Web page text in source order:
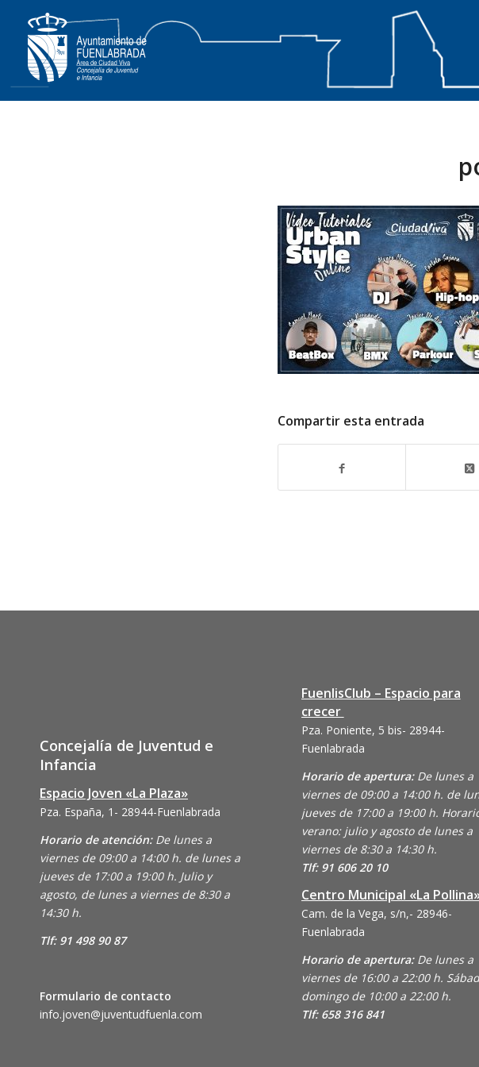
Compartir esta entrada
Concejalía de Juventud e
Infancia
Espacio Joven «La Plaza»
Pza. España, 1- 28944-Fuenlabrada
Horario de atención: De lunes a
viernes de 09:00 a 14:00 h. de lunes a
jueves de 17:00 a 19:00 h. Julio y
agosto, de lunes a viernes de 8:30 a
14:30 h.
Tlf: 91 498 90 87
Formulario de contacto
info.joven@juventudfuenla.com
FuenlisClub – Espacio para
crecer
Pza. Poniente, 5 bis- 28944-
Fuenlabrada
Horario de apertura:De lunes a
viernes de 09:00 a 14:00 h. de
jueves de 17:00 a 19:00 h.
verano: julio y agosto de lunes a
viernes de 8:30 a 14:30 h.
Tlf: 91 606 20 10
Centro Municipal «La
Cam. de la Vega, s/n,- 28946-
Fuenlabrada
Horario de apertura: De lunes a
viernes de 16:00 a 22:00 h.
domingo de 10:00 a 22:00 h.
Tlf: 658 316 841